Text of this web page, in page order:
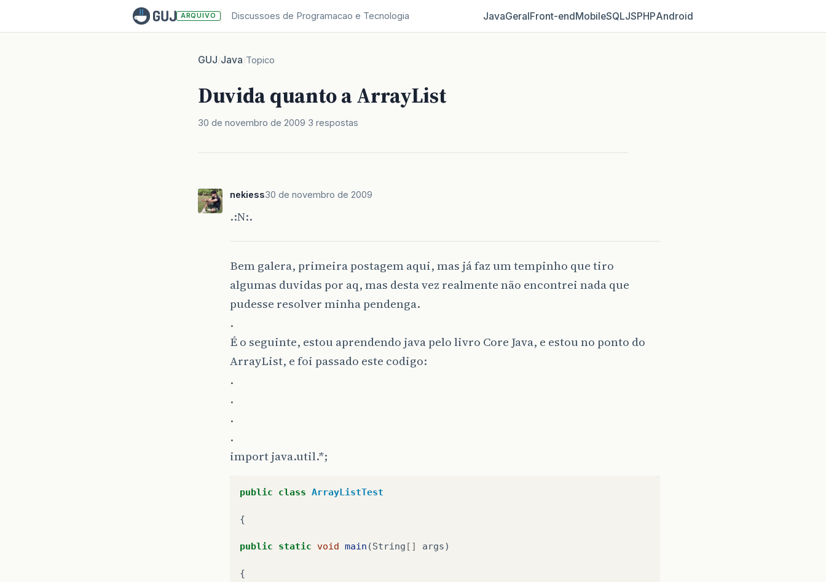
ARQUIVO Discussoes de Programacao e Tecnologia JavaGeralFront‑endMobileSQLJSPHPAndroid
GUJ/Java/Topico
Duvida quanto a ArrayList
30 de novembro de 2009 3 respostas
nekiess30 de novembro de 2009
.:N:.
Bem galera, primeira postagem aqui, mas já faz um tempinho que tiro
algumas duvidas por aq, mas desta vez realmente não encontrei nada que
pudesse resolver minha pendenga.
.
É o seguinte, estou aprendendo java pelo livro Core Java, e estou no ponto do
ArrayList, e foi passado este codigo:
.
.
.
.
import java.util.*;
public class ArrayListTest
{
public static void main (String [] args)
{